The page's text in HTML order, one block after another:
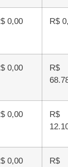
R$ 0,00 R$
R$ 0,00
R$
R$ 0,00
R$
R$ 0,00
R$